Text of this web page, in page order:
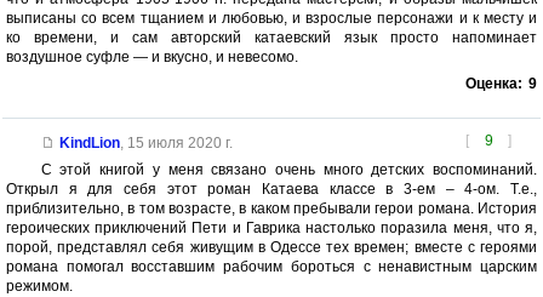
выписаны со всем тщанием и любовью, и взрослые персонажи и к месту и
ко времени, и сам авторский катаевский язык просто напоминает
воздушное суфле — и вкусно, и невесомо.
Оценка: 9
[ 9 ]
KindLion, 15 июля 2020 г.
С этой книгой у меня связано очень много детских воспоминаний.
Открыл я для себя этот роман Катаева классе в 3-ем – 4-ом. Т.е.,
приблизительно, в том возрасте, в каком пребывали герои романа. История
героических приключений Пети и Гаврика настолько поразила меня, что я,
порой, представлял себя живущим в Одессе тех времен; вместе с героями
романа помогал восставшим рабочим бороться с ненавистным царским
режимом.